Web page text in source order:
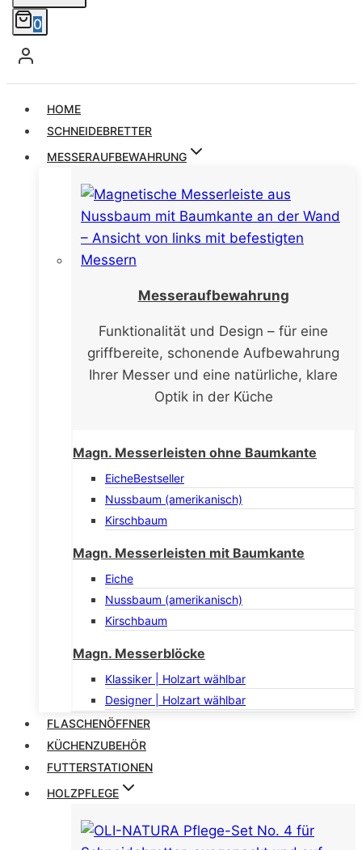
0
HOME
SCHNEIDEBRETTER
MESSERAUFBEWAHRUNG
Messeraufbewahrung
Funktionalität und Design – für eine
griffbereite, schonende Aufbewahrung
Ihrer Messer und eine natürliche, klare
Optik in der Küche
Magn. Messerleisten ohne Baumkante
EicheBestseller
Nussbaum (amerikanisch)
Kirschbaum
Magn. Messerleisten mit Baumkante
Eiche
Nussbaum (amerikanisch)
Kirschbaum
Magn. Messerblöcke
Klassiker | Holzart wählbar
Designer | Holzart wählbar
FLASCHENÖFFNER
KÜCHENZUBEHÖR
FUTTERSTATIONEN
HOLZPFLEGE